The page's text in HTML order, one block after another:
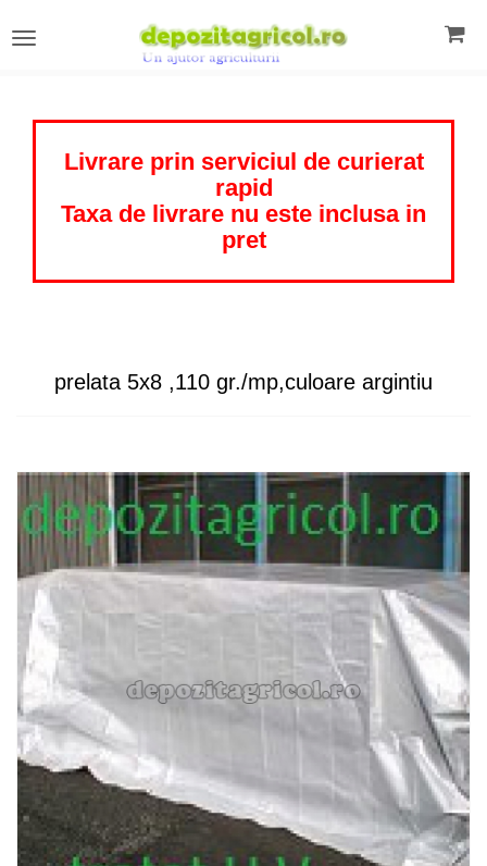
Toggle
Livrare prin serviciul de curierat
rapid
Taxa de livrare nu este inclusa in
pret
prelata 5x8 ,110 gr./mp,culoare argintiu